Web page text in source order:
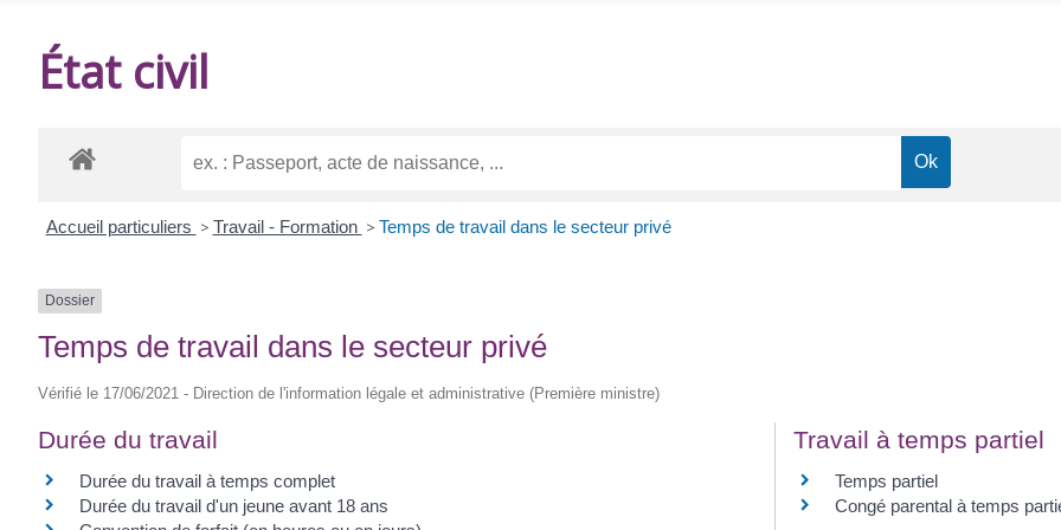
État civil
Accueil particuliers > Travail - Formation > Temps de travail dans le secteur privé
Dossier
Temps de travail dans le secteur privé
Vérifié le 17/06/2021 - Direction de l'information légale et administrative (Première ministre)
Durée du travail
Durée du travail à temps complet
Durée du travail d'un jeune avant 18 ans
Travail à temps partiel
Temps partiel
Congé parental à temps